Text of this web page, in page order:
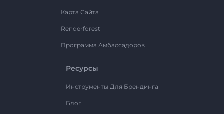
Карта Сайта
Renderforest
Программа Амбассадоров
Ресурсы
Инструменты Для Брендинга
Блог